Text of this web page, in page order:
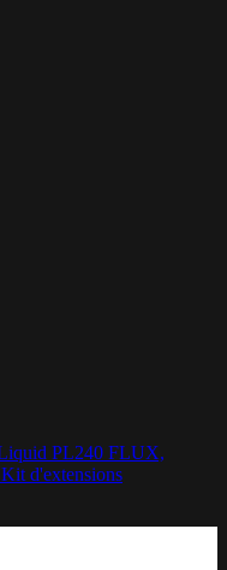
PL240 FLUX,
d'extensions